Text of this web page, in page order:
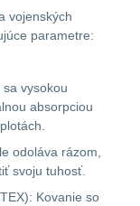
vojenských
parametre:
vysokou
absorpciou
odoláva rázom,
svoju tuhosť.
Kovanie so